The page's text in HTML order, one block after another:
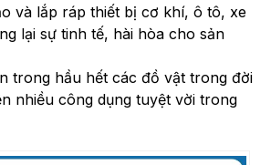
và lắp ráp thiết bị cơ khí, ô tô, xe
lại sự tinh tế, hài hòa cho sản
trong hầu hết các đồ vật trong đời
nhiều công dụng tuyệt vời trong